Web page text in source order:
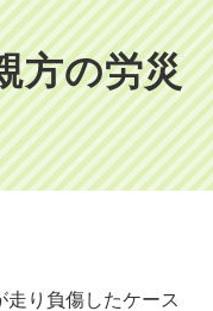
方の労災
走り負傷したケース